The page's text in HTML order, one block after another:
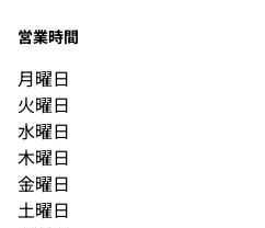
営業時間
月曜日
火曜日
水曜日
木曜日
金曜日
土曜日